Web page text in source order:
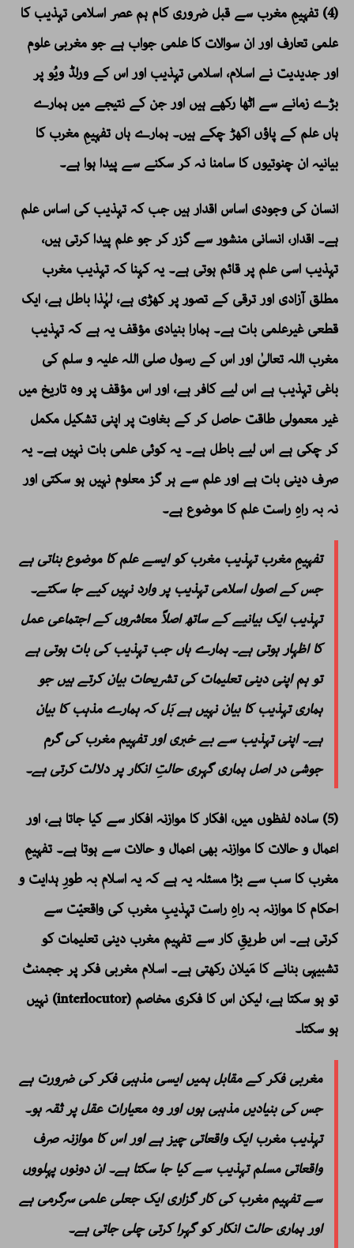
(4) تفہیمِ مغرب سے قبل ضروری کام ہم عصر اسلامی تہذیب کا
علمی تعارف اور ان سوالات کا علمی جواب ہے جو مغربی علوم
اور جدیدیت نے اسلام، اسلامی تہذیب اور اس کے ورلڈ ویُو پر
بڑے زمانے سے اٹھا رکھے ہیں اور جن کے نتیجے میں ہمارے
ہاں علم کے پاؤں اکھڑ چکے ہیں۔ ہمارے ہاں تفہیمِ مغرب کا
بیانیہ ان چنوتیوں کا سامنا نہ کر سکنے سے پیدا ہوا ہے۔
انسان کی وجودی اساس اقدار ہیں جب کہ تہذیب کی اساس علم
ہے۔ اقدار، انسانی منشور سے گزر کر جو علم پیدا کرتی ہیں،
تہذیب اسی علم پر قائم ہوتی ہے۔ یہ کہنا کہ تہذیب مغرب
مطلق آزادی اور ترقی کے تصور پر کھڑی ہے، لہٰذا باطل ہے، ایک
قطعی غیرعلمی بات ہے۔ ہمارا بنیادی مؤقف یہ ہے کہ تہذیب
مغرب اللہ تعالیٰ اور اس کے رسول صلی اللہ علیہ و سلم کی
باغی تہذیب ہے اس لیے کافر ہے، اور اس مؤقف پر وہ تاریخ میں
غیر معمولی طاقت حاصل کر کے بغاوت پر اپنی تشکیل مکمل
کر چکی ہے اس لیے باطل ہے۔ یہ کوئی علمی بات نہیں ہے۔ یہ
صرف دینی بات ہے اور علم سے ہر گز معلوم نہیں ہو سکتی اور
نہ بہ راہِ راست علم کا موضوع ہے۔
تفہیمِ مغرب تہذیب مغرب کو ایسے علم کا موضوع بناتی ہے
جس کے اصول اسلامی تہذیب پر وارد نہیں کیے جا سکتے۔
تہذیب ایک بیانیے کے ساتھ اصلاً معاشروں کے اجتماعی عمل
کا اظہار ہوتی ہے۔ ہمارے ہاں جب تہذیب کی بات ہوتی ہے
تو ہم اپنی دینی تعلیمات کی تشریحات بیان کرتے ہیں جو
ہماری تہذیب کا بیان نہیں ہے بَل کہ ہمارے مذہب کا بیان
ہے۔ اپنی تہذیب سے بے خبری اور تفہیم مغرب کی گرم
جوشی در اصل ہماری گہری حالتِ انکار پر دلالت کرتی ہے۔
(5) سادہ لفظوں میں، افکار کا موازنہ افکار سے کیا جاتا ہے، اور
اعمال و حالات کا موازنہ بھی اعمال و حالات سے ہوتا ہے۔ تفہیمِ
مغرب کا سب سے بڑا مسئلہ یہ ہے کہ یہ اسلام بہ طورِ ہدایت و
احکام کا موازنہ بہ راہِ راست تہذیبِ مغرب کی واقعیّت سے
کرتی ہے۔ اس طریقِ کار سے تفہیم مغرب دینی تعلیمات کو
تشبیہی بنانے کا مَیلان رکھتی ہے۔ اسلام مغربی فکر پر ججمنٹ
تو ہو سکتا ہے، لیکن اس کا فکری مخاصم (interlocutor) نہیں
ہو سکتا۔
مغربی فکر کے مقابل ہمیں ایسی مذہبی فکر کی ضرورت ہے
جس کی بنیادیں مذہبی ہوں اور وہ معیارات عقل پر ثقہ ہو۔
تہذیب مغرب ایک واقعاتی چیز ہے اور اس کا موازنہ صرف
واقعاتی مسلم تہذیب سے کیا جا سکتا ہے۔ ان دونوں پہلووں
سے تفہیم مغرب کی کار گزاری ایک جعلی علمی سرگرمی ہے
اور ہماری حالت انکار کو گہرا کرتی چلی جاتی ہے۔